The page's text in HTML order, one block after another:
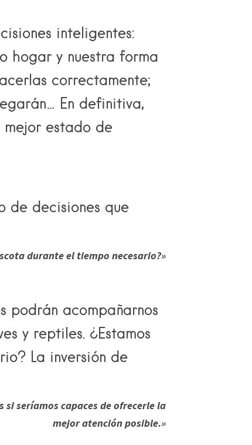
inteligentes:
hogar y nuestra forma
correctamente;
En definitiva,
estado de
de decisiones que
durante el tiempo necesario?»
podrán acompañarnos
y reptiles. ¿Estamos
La inversión de
seríamos capaces de ofrecerle la
mejor atención posible.»